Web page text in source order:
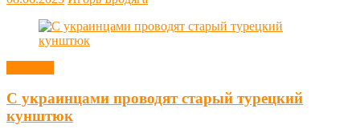
С украинцами проводят старый турецкий
кунштюк